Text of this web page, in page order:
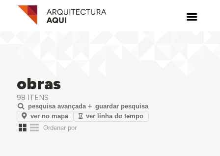
obras
98 ITENS
pesquisa avançada
guardar pesquisa
ver no mapa
ver linha do tempo